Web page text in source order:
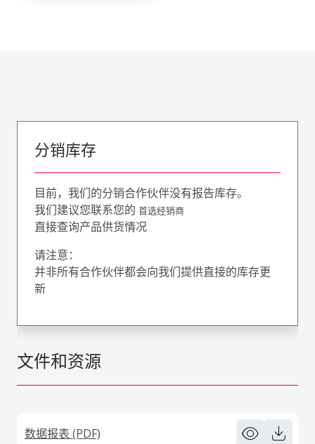
文件和资源
数据报表 (PDF)
分销库存
目前，我们的分销合作伙伴没有报告库存。
我们建议您联系您的 首选经销商
直接查询产品供货情况
请注意：
并非所有合作伙伴都会向我们提供直接的库存更
新